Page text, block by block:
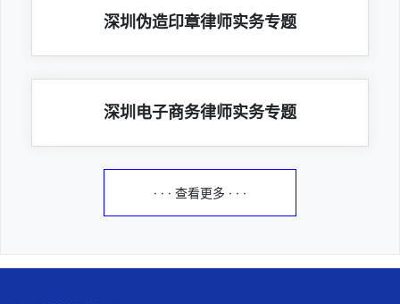
深圳伪造印章律师实务专题
深圳电子商务律师实务专题
· · · 查看更多 · · ·